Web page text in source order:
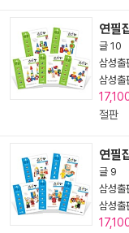
연필
글 10
삼성출
삼성출
절판
연필
글 9
삼성출
삼성출